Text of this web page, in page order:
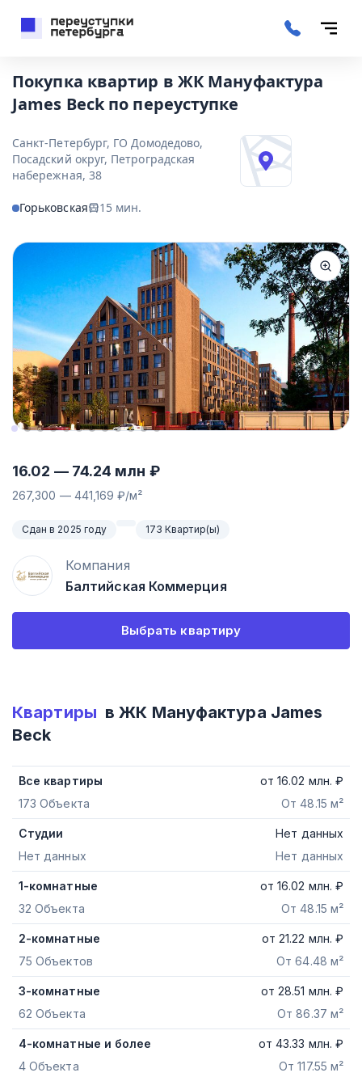
Покупка квартир в ЖК Мануфактура
James Beck по переуступке
Санкт-Петербург, ГО Домодедово,
Посадский округ, Петроградская
набережная, 38
Горьковская 15мин.
16.02 — 74.24 млн ₽
267,300 — 441,169 ₽/м²
Сдан в 2025 году 173 Квартир(ы)
Компания
Балтийская Коммерция
Выбрать квартиру
Квартиры в ЖК Мануфактура James
Beck
Все квартиры
173 Объекта
От 48.15 м²
от16.02 млн. ₽
Студии
Нет данных
Нет данных
Нет данных
1-комнатные
32 Объекта
От 48.15 м²
от16.02 млн. ₽
2-комнатные
75 Объектов
От 64.48 м²
от21.22 млн. ₽
3-комнатные
62 Объекта
От 86.37 м²
от28.51 млн. ₽
4-комнатные и более
4 Объекта
От 117.55 м²
от43.33 млн. ₽